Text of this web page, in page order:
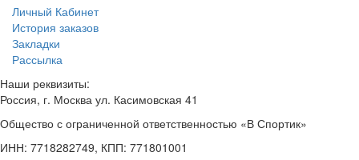
Личный Кабинет
История заказов
Закладки
Рассылка
Наши реквизиты:
Россия, г. Москва ул. Касимовская 41
Общество с ограниченной ответственностью «В Спортик»
ИНН: 7718282749, КПП: 771801001